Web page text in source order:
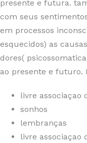
presente e futura.
com seus
em processos
esquecidos) as
dores(
ao presente e futuro.
livre associaçao
sonhos
lembranças
livre associaçao